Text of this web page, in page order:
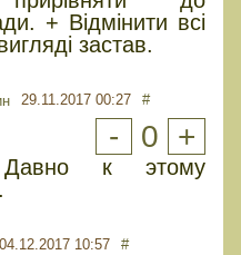
+ Відмінити всі
застав.
29.11.2017 00:27 #
- 0 +
к этому
04.12.2017 10:57 #